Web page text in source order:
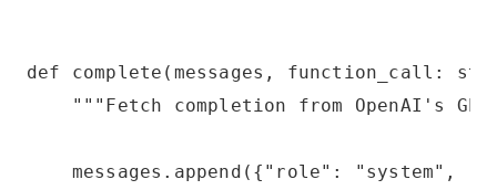
def complete(messages, function_call:
"""Fetch completion from OpenAI's
messages.append({"role": "system",